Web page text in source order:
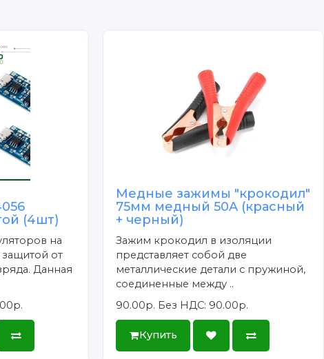
(4шт)
на
от
Данная
Медные зажимы "крокодил"
75мм медный 50A (красный
+ черный)
Зажим крокодил в изоляции
представляет собой две
металлические детали с пружиной,
соединенные между ..
90.00р. Без НДС: 90.00р.
Купить